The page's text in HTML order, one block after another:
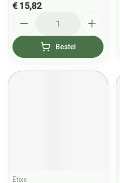
€ 15,82
Bestel
Etixx